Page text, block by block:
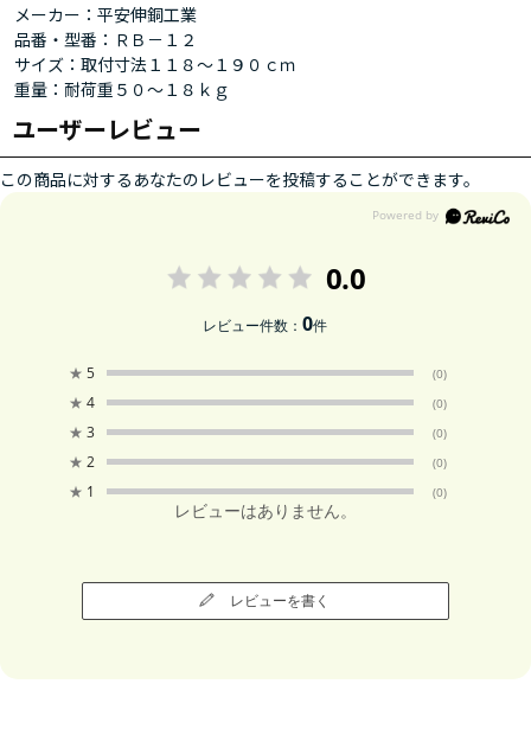
メーカー：平安伸銅工業
品番・型番：ＲＢ－１２
サイズ：取付寸法１１８～１９０ｃｍ
重量：耐荷重５０～１８ｋｇ
ユーザーレビュー
この商品に対するあなたのレビューを投稿することができます。
0.0
レビュー件数：0件
★ 5 (0)
★ 4 (0)
★ 3 (0)
★ 2 (0)
★ 1 (0)
レビューはありません。
レビューを書く